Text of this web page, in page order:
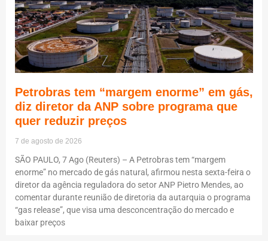
Petrobras tem “margem enorme” em gás,
diz diretor da ANP sobre programa que
quer reduzir preços
7 de agosto de 2026
SÃO PAULO, 7 Ago (Reuters) – A Petrobras tem “margem
enorme” no mercado de gás natural, afirmou nesta sexta-feira o
diretor da agência reguladora do setor ANP Pietro Mendes, ao
comentar durante reunião de diretoria da autarquia o programa
“gas release”, que visa uma desconcentração do mercado e
baixar preços